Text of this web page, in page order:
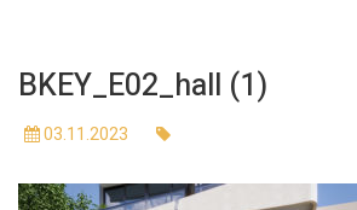
BKEY_E02_hall (1)
03.11.2023